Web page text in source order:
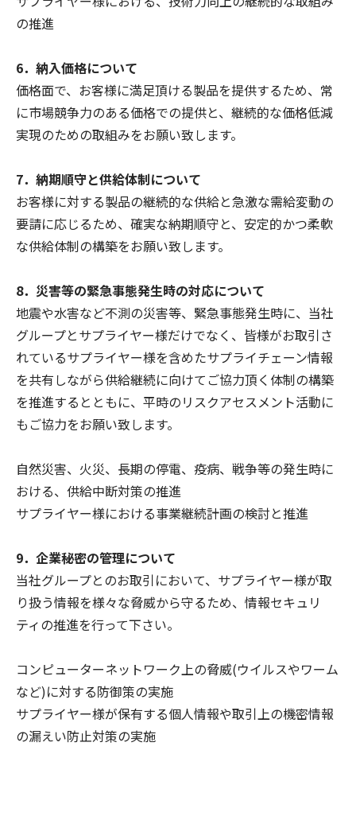
の推進
6．納入価格について
価格面で、お客様に満足頂ける製品を提供するため、常
に市場競争力のある価格での提供と、継続的な価格低減
実現のための取組みをお願い致します。
7．納期順守と供給体制について
お客様に対する製品の継続的な供給と急激な需給変動の
要請に応じるため、確実な納期順守と、安定的かつ柔軟
な供給体制の構築をお願い致します。
8．災害等の緊急事態発生時の対応について
地震や水害など不測の災害等、緊急事態発生時に、当社
グループとサプライヤー様だけでなく、皆様がお取引さ
れているサプライヤー様を含めたサプライチェーン情報
を共有しながら供給継続に向けてご協力頂く体制の構築
を推進するとともに、平時のリスクアセスメント活動に
もご協力をお願い致します。
自然災害、火災、長期の停電、疫病、戦争等の発生時に
おける、供給中断対策の推進
サプライヤー様における事業継続計画の検討と推進
9．企業秘密の管理について
当社グループとのお取引において、サプライヤー様が取
り扱う情報を様々な脅威から守るため、情報セキュリ
ティの推進を行って下さい。
コンピューターネットワーク上の脅威(ウイルスやワーム
など)に対する防御策の実施
サプライヤー様が保有する個人情報や取引上の機密情報
の漏えい防止対策の実施